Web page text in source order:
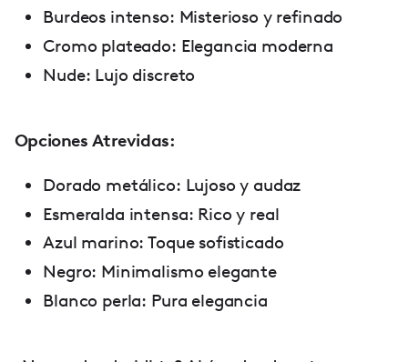
Burdeos intenso: Misterioso y refinado
Cromo plateado: Elegancia moderna
Nude: Lujo discreto
Opciones Atrevidas:
Dorado metálico: Lujoso y audaz
Esmeralda intensa: Rico y real
Azul marino: Toque sofisticado
Negro: Minimalismo elegante
Blanco perla: Pura elegancia